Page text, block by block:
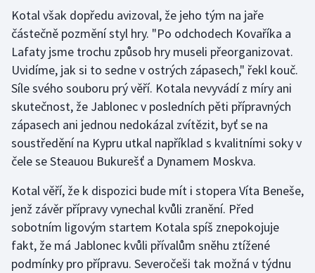
Kotal však dopředu avizoval, že jeho tým na jaře
částečně pozmění styl hry. "Po odchodech Kovaříka a
Lafaty jsme trochu způsob hry museli přeorganizovat.
Uvidíme, jak si to sedne v ostrých zápasech," řekl kouč.
Síle svého souboru prý věří. Kotala nevyvádí z míry ani
skutečnost, že Jablonec v posledních pěti přípravných
zápasech ani jednou nedokázal zvítězit, byť se na
soustředění na Kypru utkal například s kvalitními soky v
čele se Steauou Bukurešť a Dynamem Moskva.
Kotal věří, že k dispozici bude mít i stopera Víta Beneše,
jenž závěr přípravy vynechal kvůli zranění. Před
sobotním ligovým startem Kotala spíš znepokojuje
fakt, že má Jablonec kvůli přívalům sněhu ztížené
podmínky pro přípravu. Severočeši tak možná v týdnu